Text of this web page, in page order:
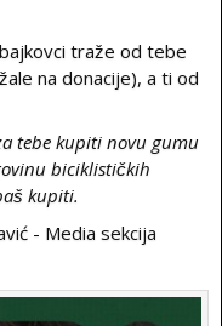
traže od tebe
na donacije), a ti od
tebe kupiti novu gumu
biciklističkih
kupiti.
- Media sekcija